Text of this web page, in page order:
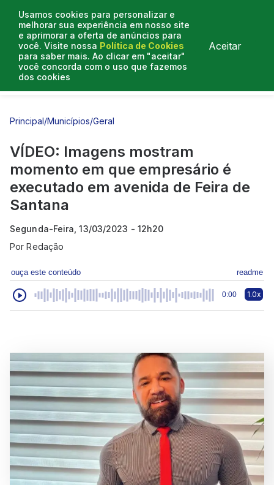
Usamos cookies para personalizar e
melhorar sua experiência em nosso site
e aprimorar a oferta de anúncios para
você. Visite nossa Política de Cookies
para saber mais. Ao clicar em "aceitar"
você concorda com o uso que fazemos
dos cookies
Aceitar
Entrevistas
Principal/Municípios/Geral
VÍDEO: Imagens mostram
momento em que empresário é
executado em avenida de Feira de
Santana
Segunda-Feira, 13/03/2023 - 12h20
PorRedação
ouça este conteúdo readme
0:00 1.0x